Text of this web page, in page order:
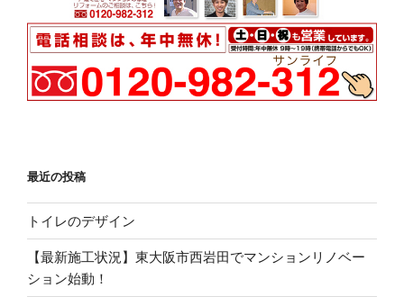
最近の投稿
トイレのデザイン
【最新施工状況】東大阪市西岩田でマンションリノベー
ション始動！